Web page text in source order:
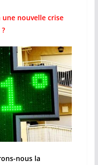
nouvelle crise
nous la